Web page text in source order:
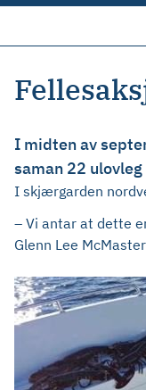
I midten av
saman 22
I skjærgarden
– Vi antar at dette
Glenn Lee